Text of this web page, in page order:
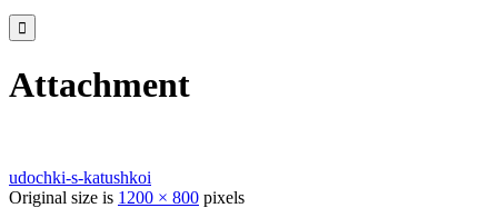

Attachment
udochki-s-katushkoi
Original size is 1200 × 800 pixels